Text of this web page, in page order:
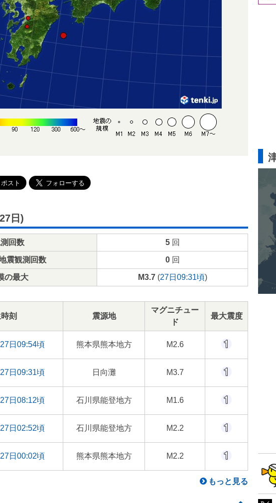
日)
回数 5回
震観測回数 0回
の最大 M3.7(27日09:31頃)
刻 震源地
マグニチュー
ド
最大震度
日09:54頃 熊本県熊本地方 M2.6
日09:31頃 日向灘 M3.7
日08:12頃 石川県能登地方 M1.6
日02:52頃 石川県能登地方 M2.2
日00:02頃 熊本県熊本地方 M2.2
もっと見る